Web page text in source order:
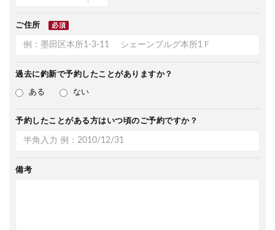
ご住所 必須
過去に釣新で予約したことがありますか？
ある ない
予約したことがある方はいつ頃のご予約ですか？
備考